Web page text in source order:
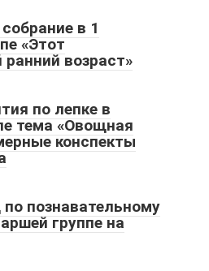
в 1
«Этот
возраст»
по лепке в
тема «Овощная
конспекты
познавательному
группе на